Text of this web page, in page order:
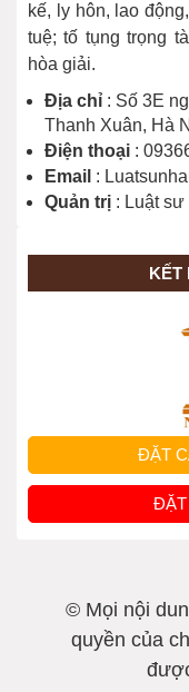
kế, ly hôn, lao
tuệ; tố tụng trọng
hòa giải.
Địa chỉ : Số 3E
Thanh Xuân, Hà
Điện thoại :
Email :
Quản trị : Luật
KẾT
ĐẶT
ĐẶT
© Mọi nội
quyền của